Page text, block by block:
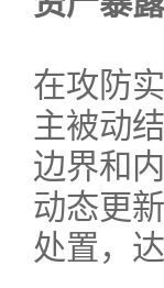
在攻防
主被动
边界和
动态更
处置，